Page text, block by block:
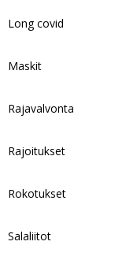
Long covid
Maskit
Rajavalvonta
Rajoitukset
Rokotukset
Salaliitot